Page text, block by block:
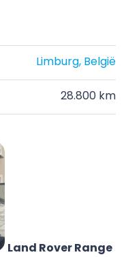
Limburg, België
28.800 km
Land Rover Range